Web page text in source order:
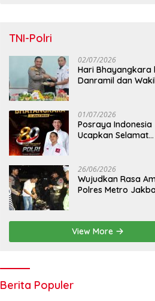
TNI-Polri
02/07/2026
Hari Bhayangkara
Danramil dan
01/07/2026
Posraya Indonesia
Ucapkan Selamat
Polri Menjaga
26/06/2026
Wujudkan Rasa
Polres Metro
View More
Berita Populer